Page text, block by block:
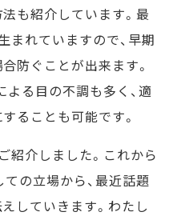
も紹介しています。最
まれていますので、早期
防ぐことが出来ます。
よる目の不調も多く、適
ることも可能です。
紹介しました。これから
の立場から、最近話題
していきます。わたし